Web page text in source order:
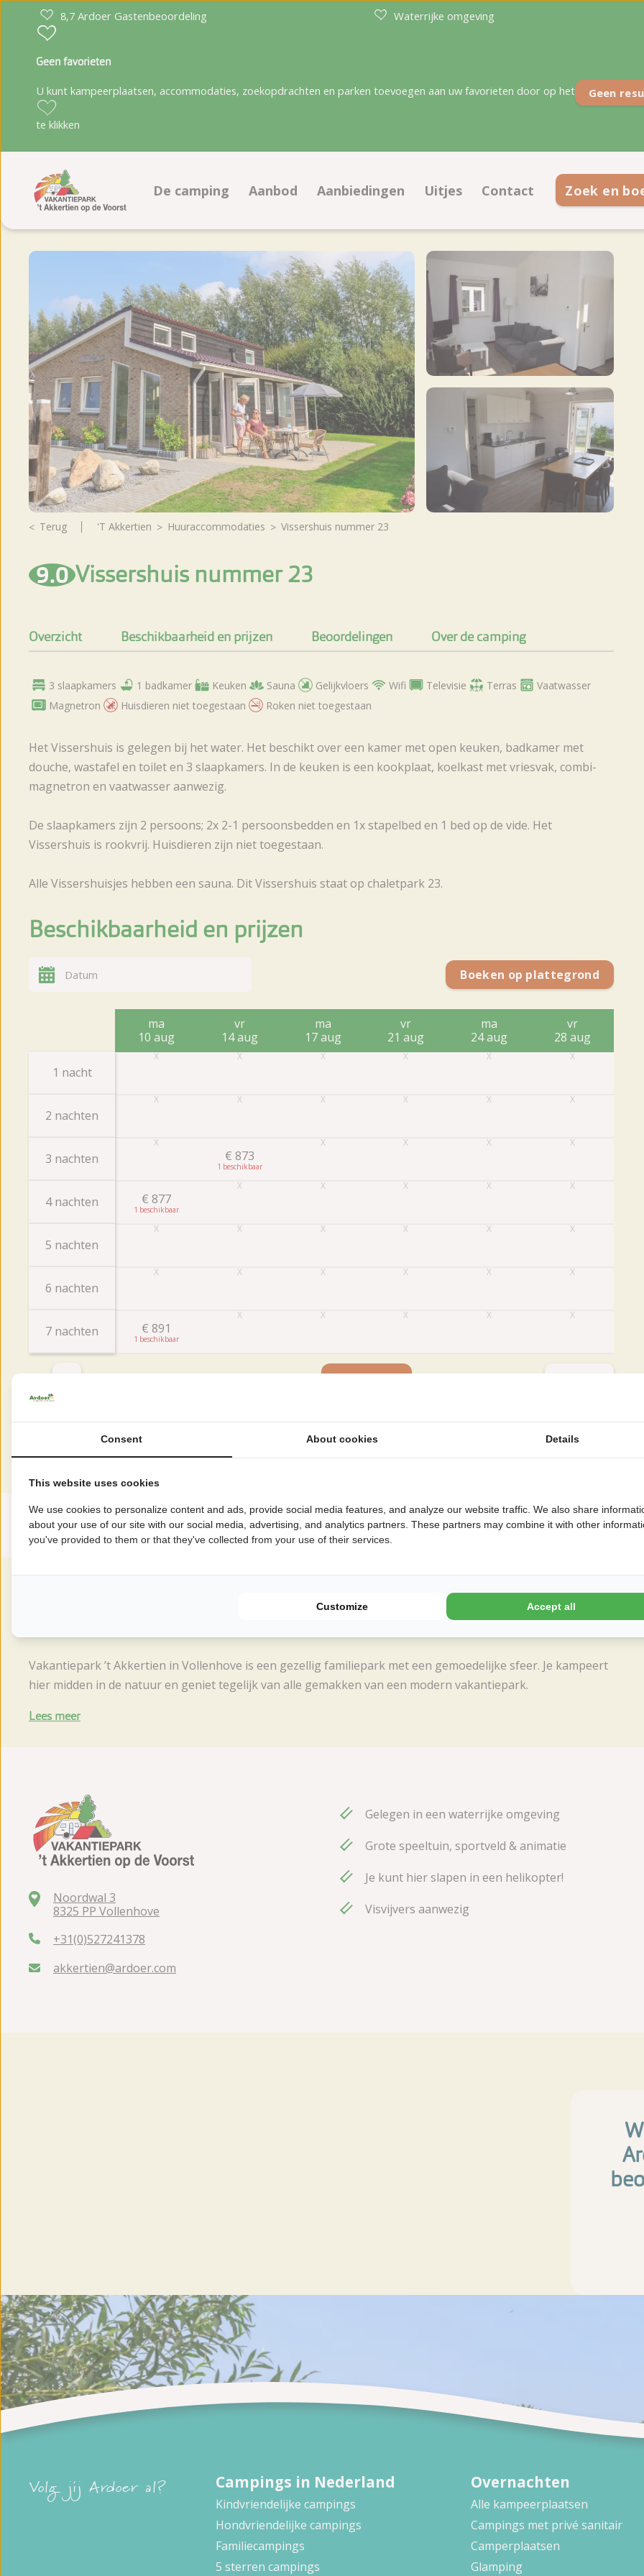
8,7 Ardoer Gastenbeoordeling Waterrijke omgeving
Geen
Geen favorieten
U kunt kampeerplaatsen, accommodaties, zoekopdrachten en parken toevoegen aan uw favorieten door op het
te klikken
De camping
Faciliteiten
Ligging
Plattegrond
Fotoalbum
Beoordelingen
Brochure
Nieuws
Aanbod
Kampeerplaatsen
Accommodaties
Boeken op plattegrond
Te koop
Aanbiedingen
Aanbiedingen kampeerplaatsen
Aanbiedingen accommodaties
Uitjes Contact
Contactinformatie
Zoek en
Terug 't Akkertien huuraccommodaties Vissershuis nummer 23
9.0 Vissershuis nummer 23
Overzicht Beschikbaarheid en prijzen Beoordelingen Over de camping
3 slaapkamers 1 badkamer Keuken Sauna Gelijkvloers Wifi Televisie Terras
Vaatwasser
Magnetron
Huisdieren niet toegestaan Roken niet toegestaan
Het Vissershuis is gelegen bij het water. Het beschikt over een kamer met open keuken, badkamer met
douche, wastafel en toilet en 3 slaapkamers. In de keuken is een kookplaat, koelkast met vriesvak, combi-
magnetron en vaatwasser aanwezig.
De slaapkamers zijn 2 persoons; 2x 2-1 persoonsbedden en 1x stapelbed en 1 bed op de vide. Het
Vissershuis is rookvrij. Huisdieren zijn niet toegestaan.
Alle Vissershuisjes hebben een sauna. Dit Vissershuis staat op chaletpark 23.
Beschikbaarheid en prijzen
Boeken op plattegrond
1 nacht
2 nachten
3 nachten
4 nachten
5 nachten
6 nachten
7 nachten
ma
10 aug
€ 877
1
€ 891
1
vr
14 aug
€ 873
1
ma
17 aug
vr
21 aug
ma
24 aug
vr
28 aug
Boeken
Beoordelingen
Deze accommodatie scoort een
9.0 Gemiddelde beoordeling
Score uit 3 beoordelingen van gasten
Vakantiepark ’t Akkertien in Vollenhove is een gezellig familiepark met een gemoedelijke sfeer. Je kampeert
hier midden in de natuur en geniet tegelijk van alle gemakken van een modern vakantiepark.
Lees meer
Noordwal 3
8325 PP Vollenhove
+31(0)527241378
akkertien@ardoer.com
Gelegen in een waterrijke omgeving
Grote speeltuin, sportveld & animatie
Je kunt hier slapen in een helikopter!
Visvijvers aanwezig
Volg jij Ardoer al? Campings in Nederland
Kindvriendelijke campings
Hondvriendelijke campings
Familiecampings
5 sterren campings
Overnachten
Alle kampeerplaatsen
Campings met privé sanitair
Camperplaatsen
Glamping
Consent About cookies Details
This website uses cookies
We use cookies to personalize content and ads, provide social media features, and analyze our website traffic. We also share
about your use of our site with our social media, advertising, and analytics partners. These partners may combine it with other
you've provided to them or that they've collected from your use of their services.
Customize Accept all